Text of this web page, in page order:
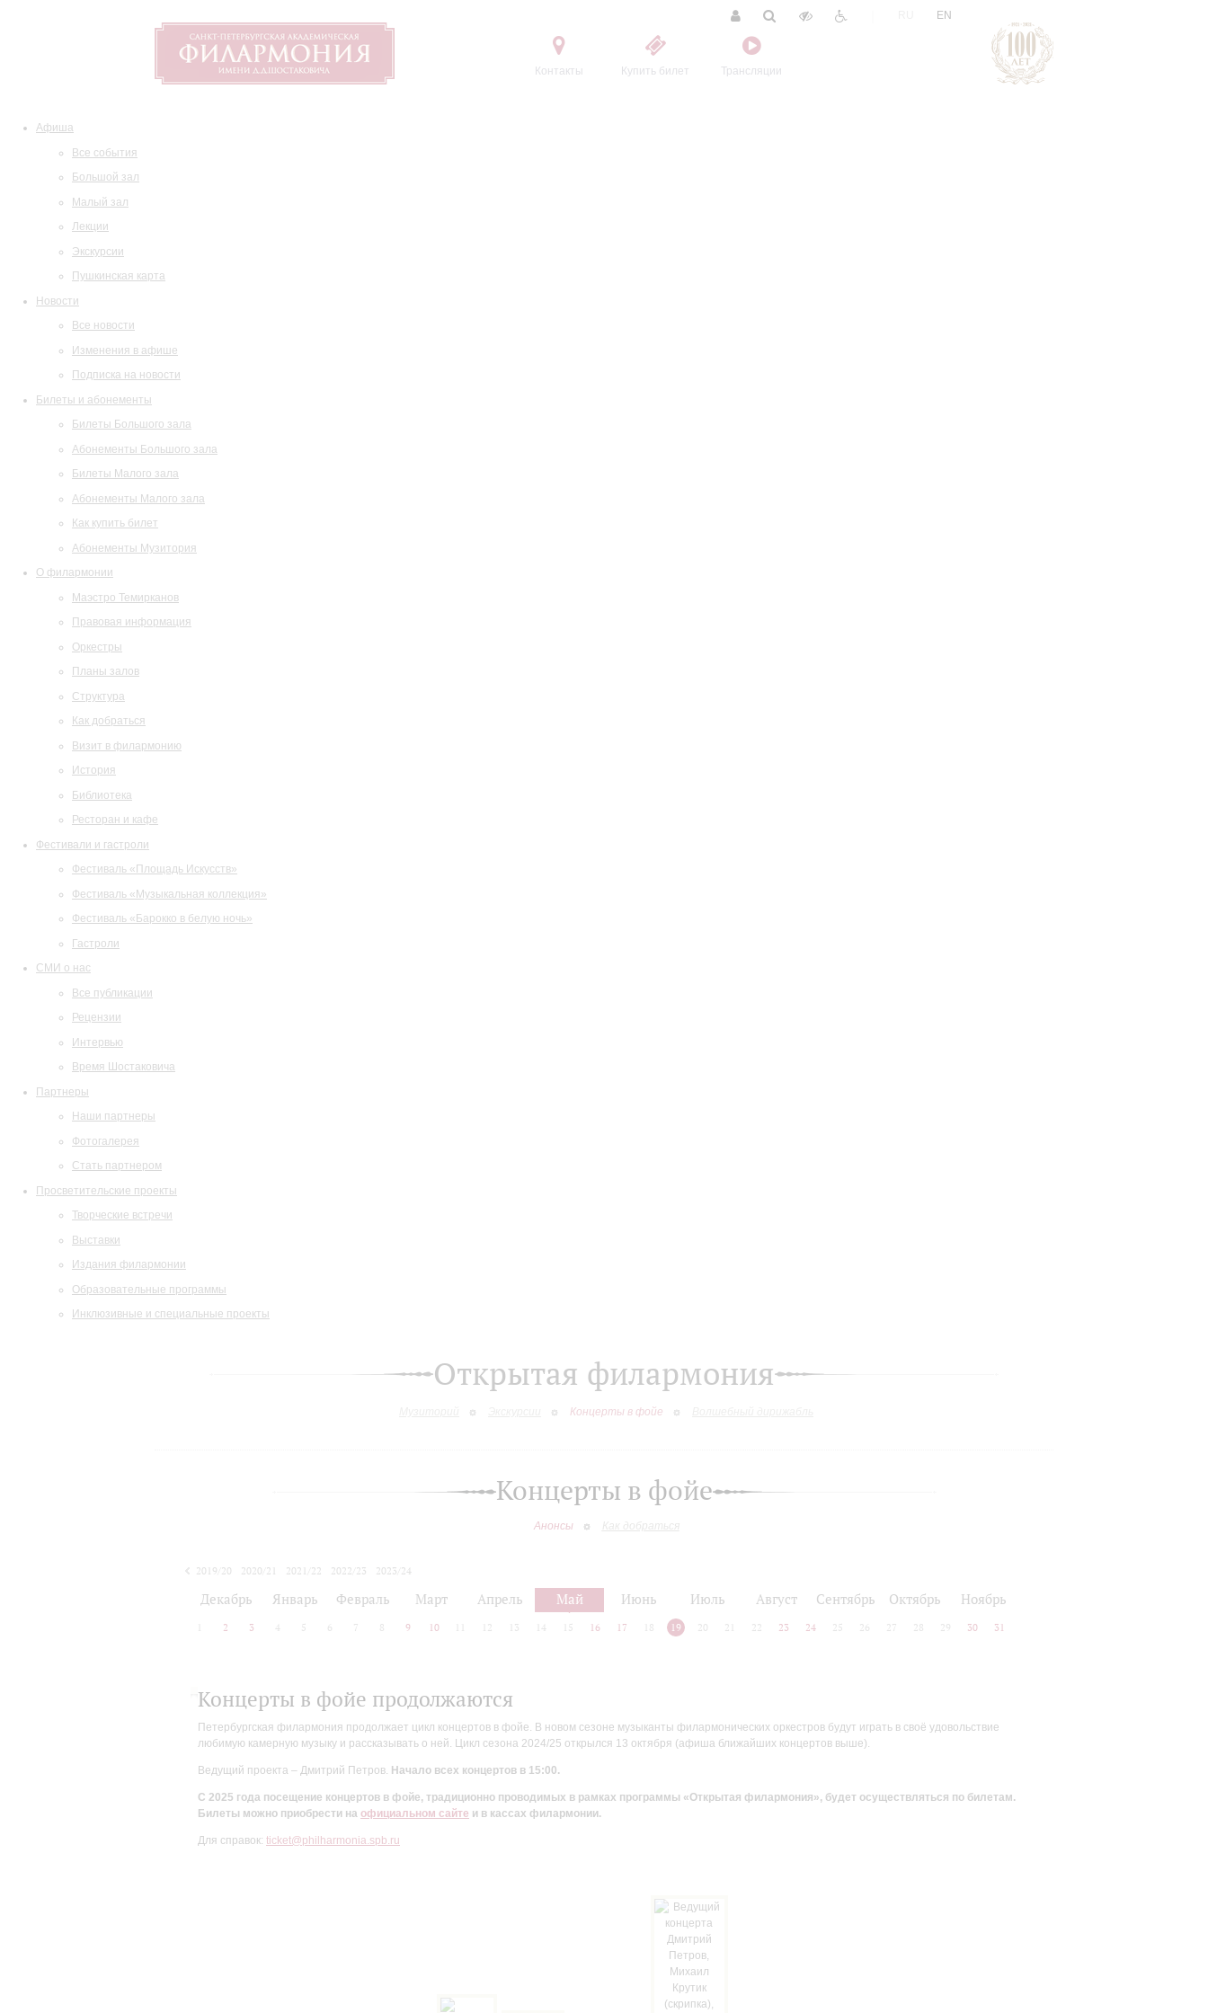
Контакты Купить билет Трансляции
EN
Афиша
Все события
Большой зал
Малый зал
Лекции
Экскурсии
Пушкинская карта
Новости
Все новости
Изменения в афише
Подписка на новости
Билеты и абонементы
Билеты Большого зала
Абонементы Большого зала
Билеты Малого зала
Абонементы Малого зала
Как купить билет
Абонементы Музитория
О филармонии
Маэстро Темирканов
Правовая информация
Оркестры
Планы залов
Структура
Как добраться
Визит в филармонию
История
Библиотека
Ресторан и кафе
Фестивали и гастроли
Фестиваль «Площадь Искусств»
Фестиваль «Музыкальная коллекция»
Фестиваль «Барокко в белую ночь»
Гастроли
СМИ о нас
Все публикации
Рецензии
Интервью
Время Шостаковича
Партнеры
Наши партнеры
Фотогалерея
Стать партнером
Просветительские проекты
Творческие встречи
Выставки
Издания филармонии
Образовательные программы
Инклюзивные и специальные проекты
Открытая филармония
Концерты в фойе
Концерты в фойе
Анонсы Как добраться
2019/20 2020/21 2021/22 2022/23
2023/24
Декабрь Январь Февраль Март Апрель Май Июнь Июль Август Сентябрь Октябрь Ноябрь
2 3 4 5 6 7 8 9 10 12 13 14 15 16 17 18 19 20 21 22 23 24 25 26 27 28 29 30 31
Концерты в фойе продолжаются
Петербургская филармония продолжает цикл концертов в фойе. В новом сезоне музыканты филармонических оркестров будут играть в своё удовольствие
любимую камерную музыку и рассказывать о ней. Цикл сезона 2024/25 открылся 13 октября (афиша ближайших концертов выше).
Ведущий проекта – Дмитрий Петров. Начало всех концертов в 15:00.
С 2025 года посещение концертов в фойе, традиционно проводимых в рамках программы «Открытая филармония», будет осуществляться по билетам.
Билеты можно приобрести на официальном сайте и в кассах филармонии.
Для справок: ticket@philharmonia.spb.ru